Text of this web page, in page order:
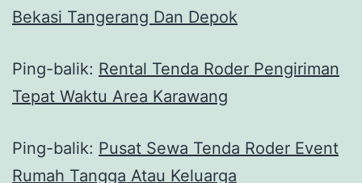
Bekasi Tangerang Dan Depok
Ping-balik: Rental Tenda Roder Pengiriman
Tepat Waktu Area Karawang
Ping-balik: Pusat Sewa Tenda Roder Event
Rumah Tangga Atau Keluarga